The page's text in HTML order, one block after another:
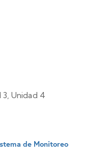
3,Unidad 4
de Monitoreo